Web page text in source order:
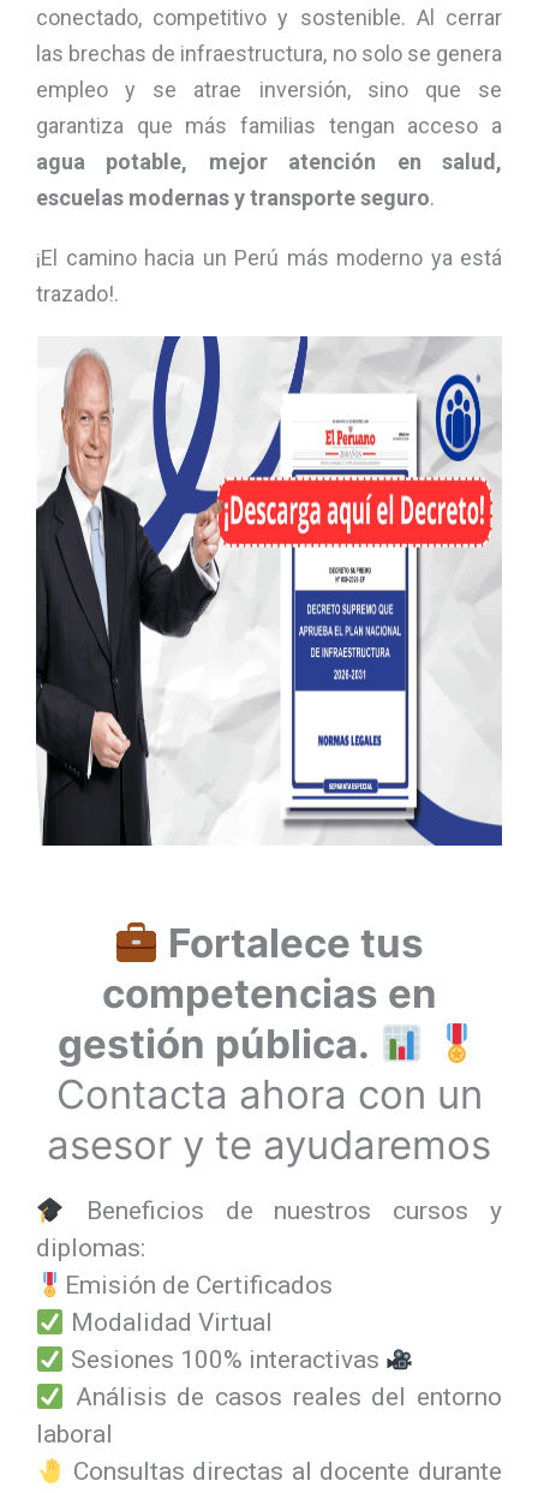
conectado, competitivo y sostenible. Al cerrar
las brechas de infraestructura, no solo se genera
empleo y se atrae inversión, sino que se
garantiza que más familias tengan acceso a
agua potable, mejor atención en salud,
escuelas modernas y transporte seguro.
¡El camino hacia un Perú más moderno ya está
trazado!.
Fortalece tus
competencias en
gestión pública.
Contacta ahora con un
asesor y te ayudaremos
Beneficios de nuestros cursos y
diplomas:
Emisión de Certificados
Modalidad Virtual
Sesiones 100% interactivas
Análisis de casos reales del entorno
laboral
Consultas directas al docente durante